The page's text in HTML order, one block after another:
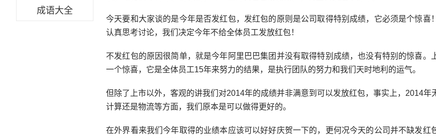
成语大全
今天要和大家谈的是今年是否发红包，发红包的原则是公司取得特别成绩，它必须是个惊喜
认真思考讨论，我们决定今年不给全体员工发放红包！
不发红包的原因很简单，就是今年阿里巴巴集团并没有取得特别成绩，也没有特别的惊喜。
一个惊喜，它是全体员工15年来努力的结果，是执行团队的努力和我们天时地利的运气。
但除了上市以外，客观的讲我们对2014年的成绩并非满意到可以发放红包，事实上，2014年
计算还是物流等方面，我们原本是可以做得更好的。
在外界看来我们今年取得的业绩本应该可以好好庆贺一下的，更何况今天的公司并不缺发红